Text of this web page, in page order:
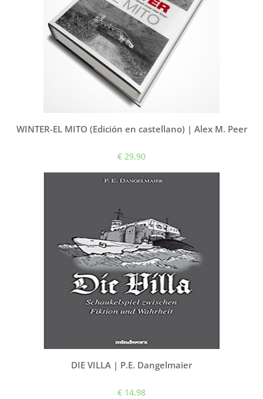
WINTER-EL MITO (Edición en castellano) | Alex M. Peer
€ 29,90
DIE VILLA | P.E. Dangelmaier
€ 14,98